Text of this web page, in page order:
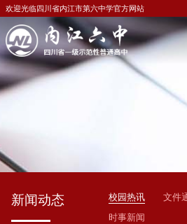
欢迎光临四川省内江市第六中学官方网站
新闻动态 校园热讯 文件
时事新闻